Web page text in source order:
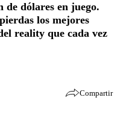
de dólares en juego.
los mejores
reality que cada vez
Compartir